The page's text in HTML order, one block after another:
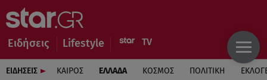
Ειδήσεις Lifestyle
ΕΙΔΗΣΕΙΣ ΚΑΙΡΟΣ ΕΛΛΑΔΑ ΚΟΣΜΟΣ ΠΟΛΙΤΙΚΗ